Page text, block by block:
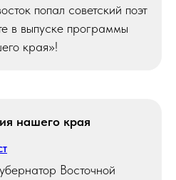
попал советский поэт
в выпуске программы
края»!
нашего края
Восточной